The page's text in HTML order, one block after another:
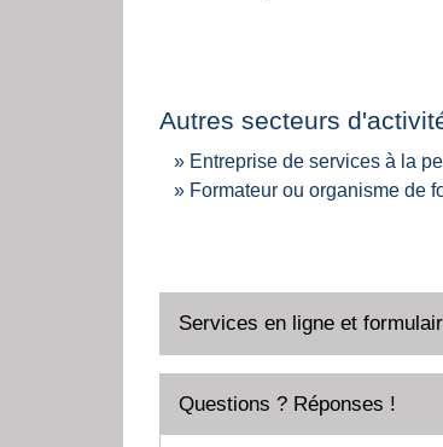
Autres secteurs
Entreprise de services à la
Formateur ou organisme de
Services en ligne et
Questions ? Réponses !